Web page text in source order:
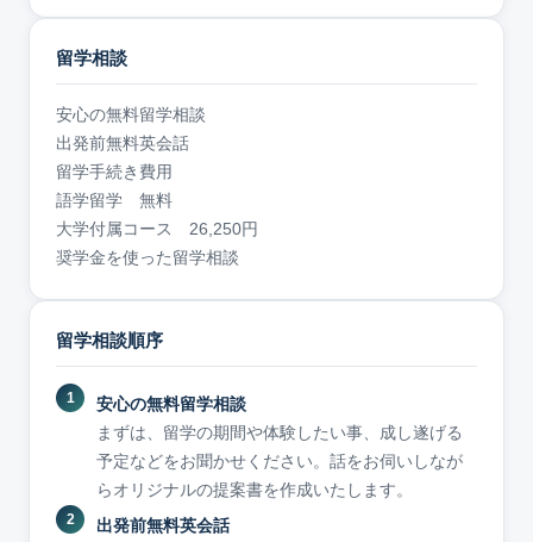
留学相談
安心の無料留学相談
出発前無料英会話
留学手続き費用
語学留学 無料
大学付属コース 26,250円
奨学金を使った留学相談
留学相談順序
安心の無料留学相談
まずは、留学の期間や体験したい事、成し遂げる
予定などをお聞かせください。話をお伺いしなが
らオリジナルの提案書を作成いたします。
出発前無料英会話